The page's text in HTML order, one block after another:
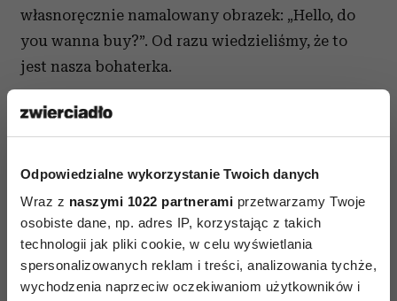
Odpowiedzialne wykorzystanie Twoich danych
Wraz z naszymi 1022 partnerami przetwarzamy Twoje
osobiste dane, np. adres IP, korzystając z takich
technologii jak pliki cookie, w celu wyświetlania
spersonalizowanych reklam i treści, analizowania tychże,
wychodzenia naprzeciw oczekiwaniom użytkowników i
własnoręcznie namalowany obrazek: „Hello, do
you wanna buy?”. Od razu wiedzieliśmy, że to
jest nasza bohaterka.
Tak było ostatnio w Mumbaju, gdzie byliśmy
tylko przejazdem, a mnie zamarzył się materiał
w pewnym momencie zobaczyłam dziewczynkę
w niebieskiej sukience, która unosiła się nad
tłumem ludzi, tańcząc na linie. To była Madu,
dziewczynka ulicy.